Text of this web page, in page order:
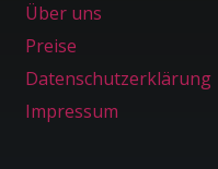
Über uns
Preise
Datenschutzerklärung
Impressum